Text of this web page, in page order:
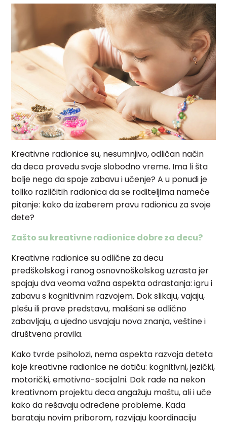
Kreativne radionice su, nesumnjivo, odličan način
da deca provedu svoje slobodno vreme. Ima li šta
bolje nego da spoje zabavu i učenje? A u ponudi je
toliko različitih radionica da se roditeljima nameće
pitanje: kako da izaberem pravu radionicu za svoje
dete?
Zašto su kreativne radionice dobre za decu?
Kreativne radionice su odlične za decu
predškolskog i ranog osnovnoškolskog uzrasta jer
spajaju dva veoma važna aspekta odrastanja: igru i
zabavu s kognitivnim razvojem. Dok slikaju, vajaju,
plešu ili prave predstavu, mališani se odlično
zabavljaju, a ujedno usvajaju nova znanja, veštine i
društvena pravila.
Kako tvrde psiholozi, nema aspekta razvoja deteta
koje kreativne radionice ne dotiču: kognitivni, jezički,
motorički, emotivno-socijalni. Dok rade na nekon
kreativnom projektu deca angažuju maštu, ali i uče
kako da rešavaju određene probleme. Kada
barataju novim priborom, razvijaju koordinaciju